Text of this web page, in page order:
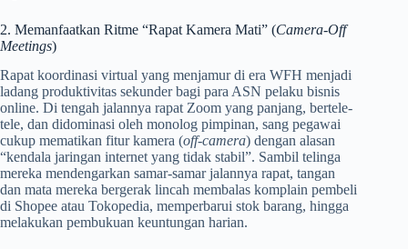
2. Memanfaatkan Ritme “Rapat Kamera Mati” (Camera-Off
Meetings)
Rapat koordinasi virtual yang menjamur di era WFH menjadi
ladang produktivitas sekunder bagi para ASN pelaku bisnis
online. Di tengah jalannya rapat Zoom yang panjang, bertele-
tele, dan didominasi oleh monolog pimpinan, sang pegawai
cukup mematikan fitur kamera (off-camera) dengan alasan
“kendala jaringan internet yang tidak stabil”. Sambil telinga
mereka mendengarkan samar-samar jalannya rapat, tangan
dan mata mereka bergerak lincah membalas komplain pembeli
di Shopee atau Tokopedia, memperbarui stok barang, hingga
melakukan pembukuan keuntungan harian.